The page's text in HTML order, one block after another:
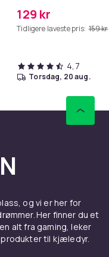
129 kr
Tidligere laveste pris: 159 kr
4,7
torsdag, 20 aug.
og vi er her for
Her finner du et
alt fra gaming, leker
til kjæledyr.